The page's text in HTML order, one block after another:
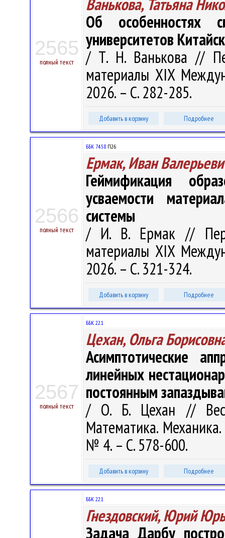
2565
полный текст
Об особенностях
университетов
/ Т. Н. Ванькова //
материалы XIX
2026. – С. 282-285.
Добавить в корзину Подробнее
2566
полный текст
ББК 74.58 П26
Ермак, Иван
Геймификация
усваемости
системы
/ И. В. Ермак //
материалы XIX
2026. – С. 321-324.
Добавить в корзину Подробнее
2567
полный текст
ББК 22.1
Цехан, Ольга
Асимптотические
линейных
постоянным
/ О. Б. Цехан //
Математика.
№ 4. – С. 578-600.
Добавить в корзину Подробнее
ББК 22.1
Гнездовский, Юрий
Задача Дарбу